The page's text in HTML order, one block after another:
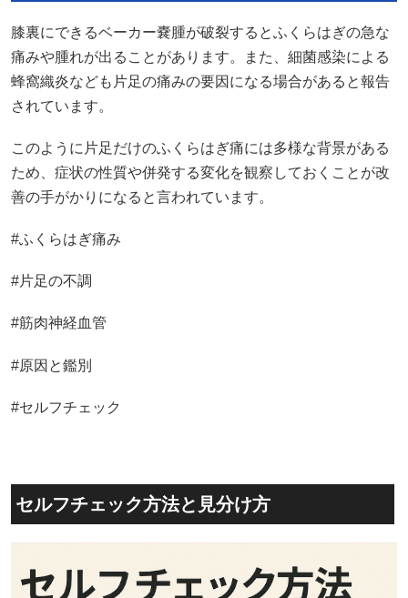
膝裏にできるベーカー嚢腫が破裂するとふくらはぎの急な
痛みや腫れが出ることがあります。また、細菌感染による
蜂窩織炎なども片足の痛みの要因になる場合があると報告
されています。
このように片足だけのふくらはぎ痛には多様な背景がある
ため、症状の性質や併発する変化を観察しておくことが改
善の手がかりになると言われています。
#ふくらはぎ痛み
#片足の不調
#筋肉神経血管
#原因と鑑別
#セルフチェック
セルフチェック方法と見分け方